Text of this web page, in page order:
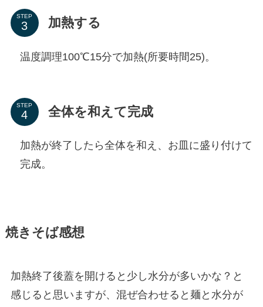
STEP 加熱する
温度調理100℃15分で加熱(所要時間25)。
STEP 全体を和えて完成
加熱が終了したら全体を和え、お皿に盛り付けて
完成。
焼きそば感想
加熱終了後蓋を開けると少し水分が多いかな？と
感じると思いますが、混ぜ合わせると麺と水分が